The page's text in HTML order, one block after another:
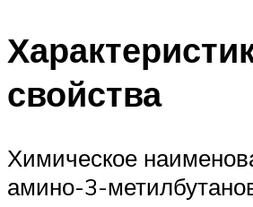
свойства
Химическое
амино-3-